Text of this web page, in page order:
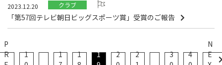
2023.12.20 クラブ
「第57回テレビ朝日ビッグスポーツ賞」受賞のご報告
P
R
1
1
1
1
2
2
3
4
N
E